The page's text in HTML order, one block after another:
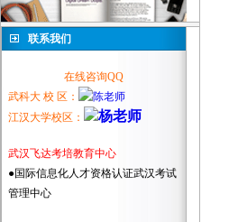
联系我们
在线咨询QQ
武科大 校 区：
江汉大学校区：
武汉飞达考培教育中心
●国际信息化人才资格认证武汉考试
管理中心